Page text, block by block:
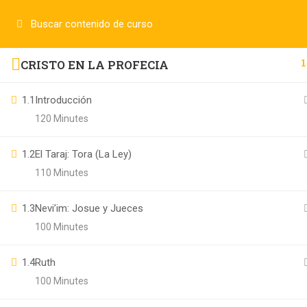
CRISTO EN LA PROFECIA
1.1 Introducción
120 Minutes
1.2El Taraj: Tora (La Ley)
110 Minutes
1.3Nevi’im: Josue y Jueces
100 Minutes
1.4Ruth
100 Minutes